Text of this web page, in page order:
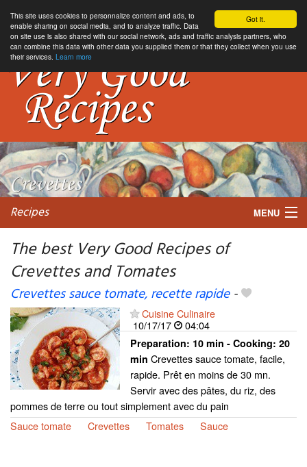
Got it.
This site uses cookies to personnalize content and ads, to
enable sharing on social media, and to analyze traffic. Data
on site use is also shared with our social network, ads and traffic analysis partners, who
can combine this data with other data you supplied them or that they collect when you use
their services. Learn more
Recipes MENU
The best Very Good Recipes of
Crevettes and Tomates
Crevettes sauce tomate, recette rapide-
Cuisine Culinaire
10/17/17
04:04
Preparation: 10 min - Cooking: 20
min Crevettes sauce tomate, facile,
rapide. Prêt en moins de 30 mn.
Servir avec des pâtes, du riz, des
pommes de terre ou tout simplement avec du pain
Sauce tomate
Crevettes Tomates Sauce